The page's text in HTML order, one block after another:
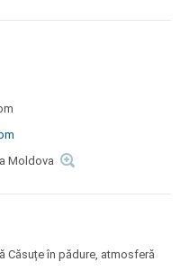
Moldova
Căsuțe în pădure, atmosferă